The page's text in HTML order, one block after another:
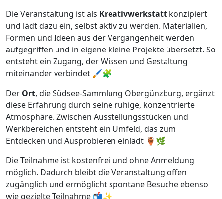
Die Veranstaltung ist als Kreativwerkstatt konzipiert
und lädt dazu ein, selbst aktiv zu werden. Materialien,
Formen und Ideen aus der Vergangenheit werden
aufgegriffen und in eigene kleine Projekte übersetzt. So
entsteht ein Zugang, der Wissen und Gestaltung
miteinander verbindet 🖌️🧩
Der Ort, die Südsee-Sammlung Obergünzburg, ergänzt
diese Erfahrung durch seine ruhige, konzentrierte
Atmosphäre. Zwischen Ausstellungsstücken und
Werkbereichen entsteht ein Umfeld, das zum
Entdecken und Ausprobieren einlädt 🏺🌿
Die Teilnahme ist kostenfrei und ohne Anmeldung
möglich. Dadurch bleibt die Veranstaltung offen
zugänglich und ermöglicht spontane Besuche ebenso
wie gezielte Teilnahme 📬✨